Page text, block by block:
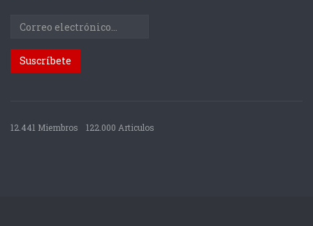
12.441 Miembros 122.000 Articulos